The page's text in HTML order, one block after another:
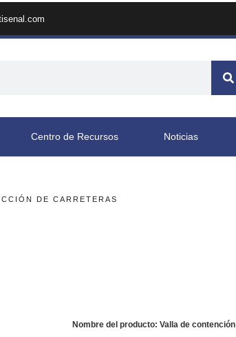
Centro de Recursos Noticias
DE CARRETERAS
Nombre del producto: Valla de